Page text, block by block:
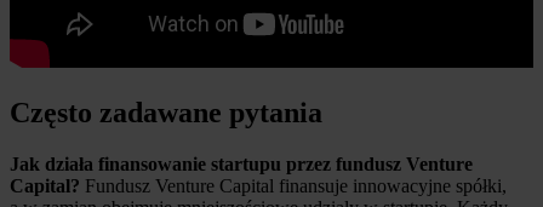
Często zadawane pytania
Jak działa finansowanie startupu przez fundusz Venture
Capital? Fundusz Venture Capital finansuje innowacyjne spółki,